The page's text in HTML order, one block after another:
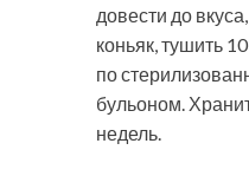
довести до
коньяк, тушить
по
бульоном.
недель.